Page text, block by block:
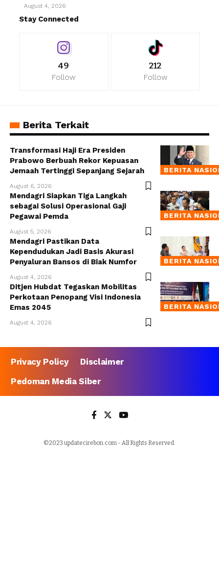
August 4, 2026
Stay Connected
49
Follow
212
Follow
Berita Terkait
BERITA
Transformasi Haji Era Presiden
Prabowo Berbuah Rekor Kepuasan
Jemaah Tertinggi Sepanjang Sejarah
August 6, 2026
BERITA
Mendagri Siapkan Tiga Langkah
sebagai Solusi Operasional Gaji
Pegawai Pemda
August 5, 2026
BERITA
Mendagri Pastikan Data
Kependudukan Jadi Basis Akurasi
Penyaluran Bansos di Biak Numfor
August 4, 2026
BERITA
Ditjen Hubdat Tegaskan Mobilitas
Perkotaan Penopang Visi Indonesia
Emas 2045
August 4, 2026
Privacy Policy
Disclaimer
Pedoman Media Siber
©2023 updatecirebon.com - All Rights Reserved.